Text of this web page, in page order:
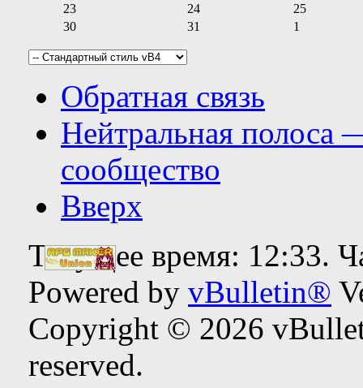
23
24
25
30
31 1
Обратная связь
Нейтральная полоса
сообщество
Вверх
Текущее время: 12:33.
Powered by vBulletin®
Copyright © 2026
reserved.